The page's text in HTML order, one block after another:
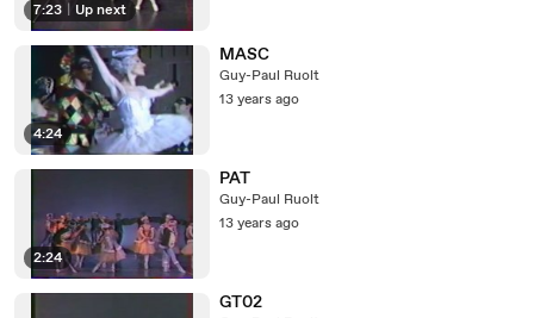
7:23 Up next
4:24
MASC
Guy-Paul Ruolt
13 years ago
2:24
PAT
Guy-Paul Ruolt
13 years ago
GT02